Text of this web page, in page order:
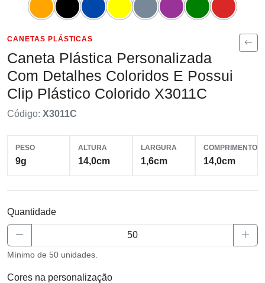
CANETAS PLÁSTICAS
Caneta Plástica Personalizada
Com Detalhes Coloridos E Possui
Clip Plástico Colorido X3011C
Código: X3011C
PESO
9g
ALTURA
14,0cm
LARGURA
1,6cm
COMPRIMENTO
14,0cm
Quantidade
Mínimo de 50 unidades.
Cores na personalização